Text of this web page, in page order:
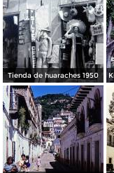
Tienda de huaraches 1950